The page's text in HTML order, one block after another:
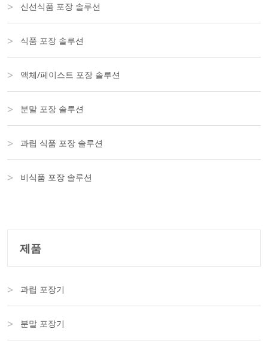
신선식품 포장 솔루션
식품 포장 솔루션
액체/페이스트 포장 솔루션
분말 포장 솔루션
과립 식품 포장 솔루션
비식품 포장 솔루션
제품
과립 포장기
분말 포장기